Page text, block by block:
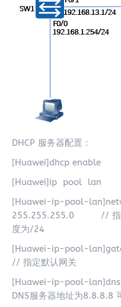
DHCP 服务器配置：
[Huawei]dhcp enable
[Huawei]ip pool lan //
[Huawei-ip-pool-
255.255.255.0 // 指定
度为/24
[Huawei-ip-pool-
// 指定默认网关
[Huawei-ip-pool-
DNS服务器地址为8.8.8.8